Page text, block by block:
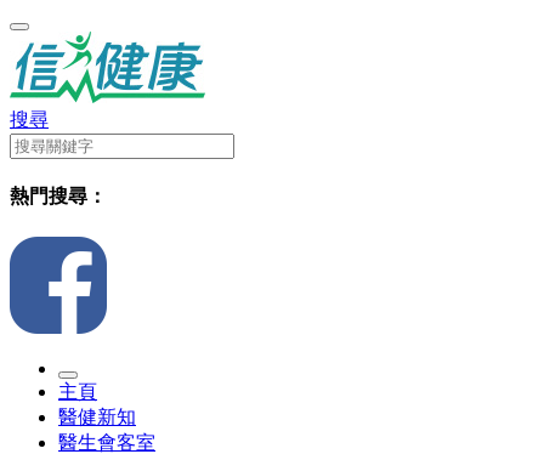
搜尋
熱門搜尋：
主頁
醫健新知
醫生會客室